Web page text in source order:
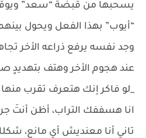
يسحبها من قبضة “سعد”
“أيوب” بهذا الفعل ويحول
وجد نفسه يرفع ذراعه الأخر
عند هجوم الأخر وهتف بتهديدٍ
_لو فاكر إنك هتعرف تقرب
انا هسففك التراب، أظن أنتَ
تاني أنا معنديش أي مانع،